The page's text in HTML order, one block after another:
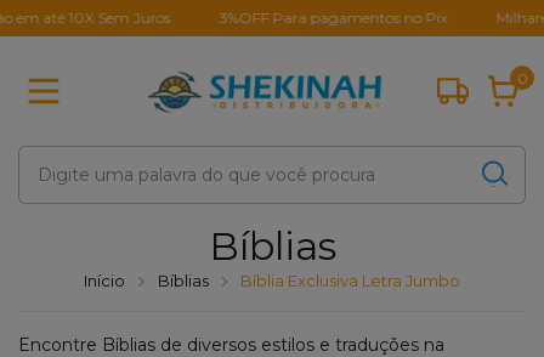
até 10X Sem Juros 3%OFF Para pagamentos no Pix
0
Bíblias
Início Bíblias Bíblia Exclusiva Letra Jumbo
Encontre Bíblias de diversos estilos e traduções na